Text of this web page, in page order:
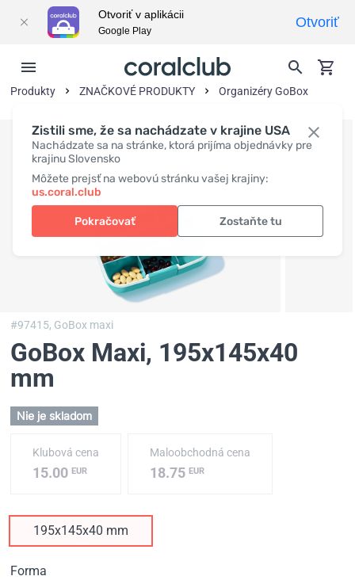
Zistili sme, že sa nachádzate v krajine USA
Nachádzate sa na stránke, ktorá prijíma objednávky pre
krajinu Slovensko
Môžete prejsť na webovú stránku vašej krajiny:
us.coral.club
Pokračovať Zostaňte tu
Produkty ZNAČKOVÉ PRODUKTY Organizéry GoBox
#97415, GoBox maxi
GoBox Maxi, 195x145x40
mm
Nie je skladom
Klubová cena
15.00 EUR
Maloobchodná cena
18.75EUR
195x145x40 mm
Forma
Otvoriť v aplikácii
Google Play
Otvoriť